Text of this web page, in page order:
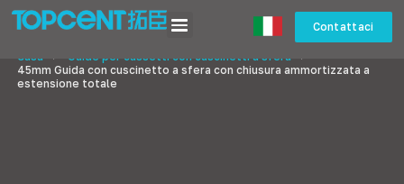
Contattaci
Casa > Guide per cassetti con cuscinetti a sfera
>
45mm Guida con cuscinetto a sfera con chiusura ammortizzata a
estensione totale